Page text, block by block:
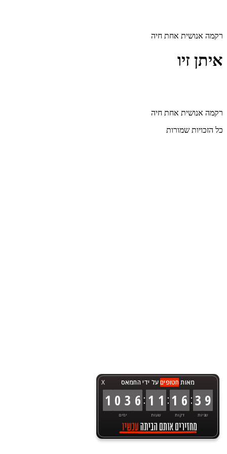
X מאותחטופיםעל ידי החמאס
1 0 3 6
ימים
: 1 1
שעות
:1 6
דקות
:3 9
שניות
רקמה אנושית אחת חיה
איתן זיו
רקמה אנושית אחת חיה
כל הזכויות שמורות